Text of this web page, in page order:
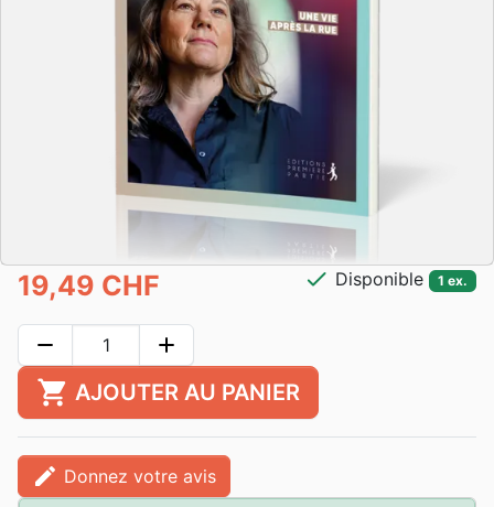
19,49 CHF check Disponible 1 ex.
remove add
shopping_cart AJOUTER AU PANIER
edit Donnez votre avis